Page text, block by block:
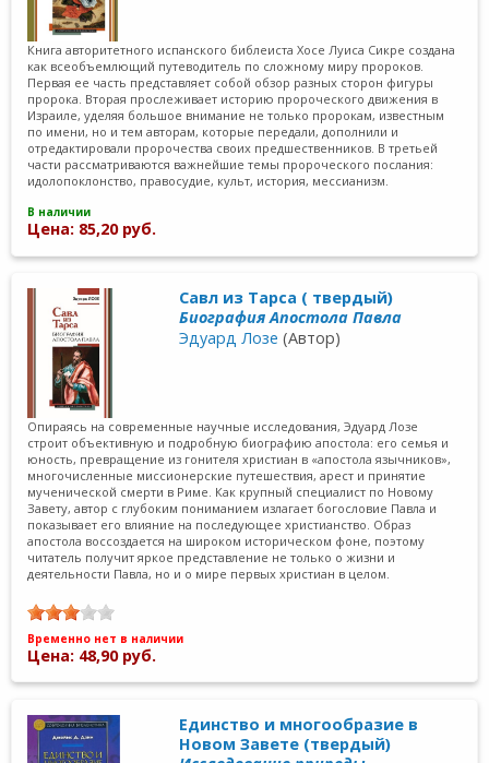
Книга авторитетного испанского библеиста Хосе Луиса Сикре создана
как всеобъемлющий путеводитель по сложному миру пророков.
Первая ее часть представляет собой обзор разных сторон фигуры
пророка. Вторая прослеживает историю пророческого движения в
Израиле, уделяя большое внимание не только пророкам, известным
по имени, но и тем авторам, которые передали, дополнили и
отредактировали пророчества своих предшественников. В третьей
части рассматриваются важнейшие темы пророческого послания:
идолопоклонство, правосудие, культ, история, мессианизм.
В наличии
Цена: 85,20 руб.
Савл из Тарса ( твердый)
Биография Апостола Павла
Эдуард Лозе (Автор)
Опираясь на современные научные исследования, Эдуард Лозе
строит объективную и подробную биографию апостола: его семья и
юность, превращение из гонителя христиан в «апостола язычников»,
многочисленные миссионерские путешествия, арест и принятие
мученической смерти в Риме. Как крупный специалист по Новому
Завету, автор с глубоким пониманием излагает богословие Павла и
показывает его влияние на последующее христианство. Образ
апостола воссоздается на широком историческом фоне, поэтому
читатель получит яркое представление не только о жизни и
деятельности Павла, но и о мире первых христиан в целом.
Временно нет в наличии
Цена: 48,90 руб.
Единство и многообразие в
Новом Завете (твердый)